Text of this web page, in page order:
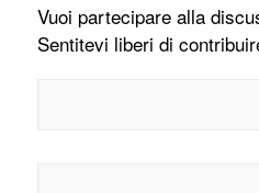
Vuoi partecipare alla
Sentitevi liberi di